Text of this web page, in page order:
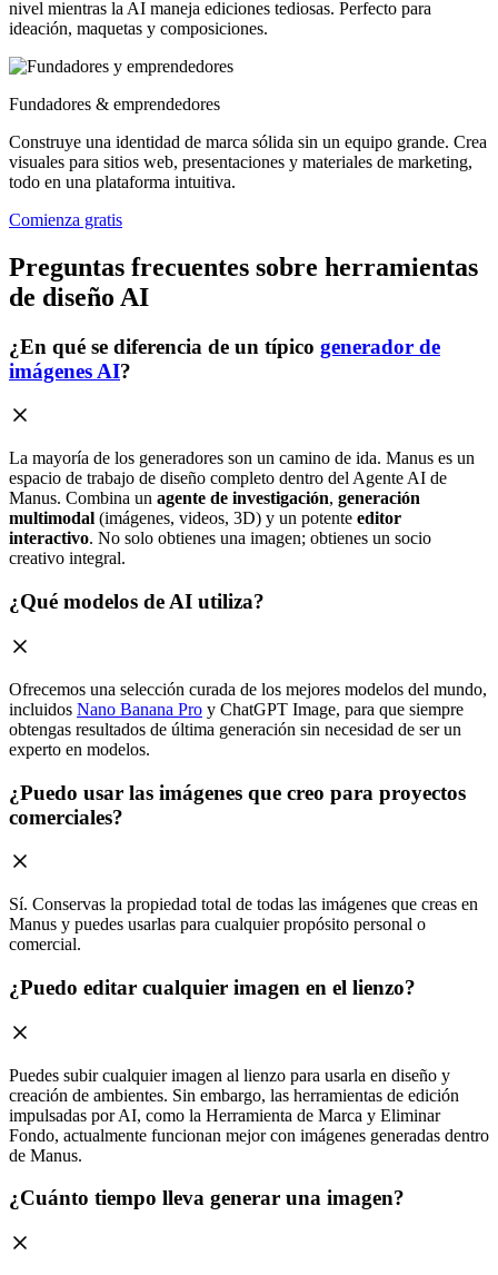
nivel mientras la AI maneja ediciones tediosas. Perfecto para
ideación, maquetas y composiciones.
Fundadores & emprendedores
Construye una identidad de marca sólida sin un equipo grande. Crea
visuales para sitios web, presentaciones y materiales de marketing,
todo en una plataforma intuitiva.
Comienza gratis
Preguntas frecuentes sobre herramientas
de diseño AI
¿En qué se diferencia de un típico generador de
imágenes AI?
La mayoría de los generadores son un camino de ida. Manus es un
espacio de trabajo de diseño completo dentro del Agente AI de
Manus. Combina un agente de investigación, generación
multimodal (imágenes, videos, 3D) y un potente editor
interactivo. No solo obtienes una imagen; obtienes un socio
creativo integral.
¿Qué modelos de AI utiliza?
Ofrecemos una selección curada de los mejores modelos del mundo,
incluidos Nano Banana Pro y ChatGPT Image, para que siempre
obtengas resultados de última generación sin necesidad de ser un
experto en modelos.
¿Puedo usar las imágenes que creo para proyectos
comerciales?
Sí. Conservas la propiedad total de todas las imágenes que creas en
Manus y puedes usarlas para cualquier propósito personal o
comercial.
¿Puedo editar cualquier imagen en el lienzo?
Puedes subir cualquier imagen al lienzo para usarla en diseño y
creación de ambientes. Sin embargo, las herramientas de edición
impulsadas por AI, como la Herramienta de Marca y Eliminar
Fondo, actualmente funcionan mejor con imágenes generadas dentro
de Manus.
¿Cuánto tiempo lleva generar una imagen?